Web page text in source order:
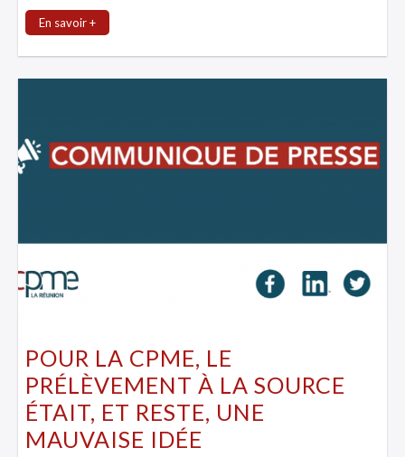
En savoir +
POUR LA CPME, LE
PRÉLÈVEMENT À LA SOURCE
ÉTAIT, ET RESTE, UNE
MAUVAISE IDÉE